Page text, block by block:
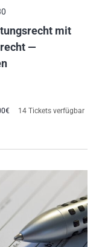
mit
—
14 Tickets verfügbar